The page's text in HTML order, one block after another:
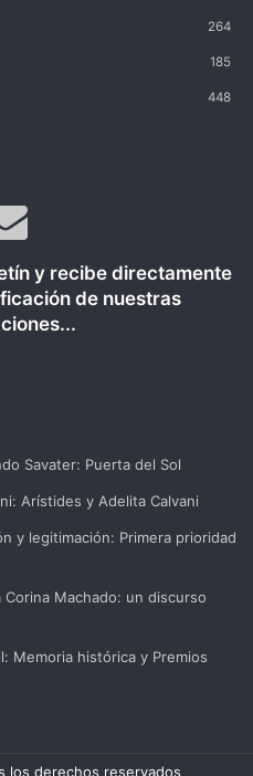
264
185
448
y recibe directamente
de nuestras
Savater: Puerta del Sol
Arístides y Adelita Calvani
y legitimación: Primera prioridad
Corina Machado: un discurso
Memoria histórica y Premios
los derechos reservados